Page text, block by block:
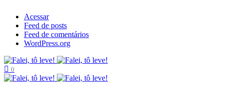
Acessar
Feed de posts
Feed de comentários
WordPress.org
0